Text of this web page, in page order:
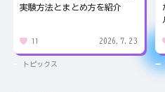
実験方法とまとめ方を紹介
11 2026.7.23
トピックス